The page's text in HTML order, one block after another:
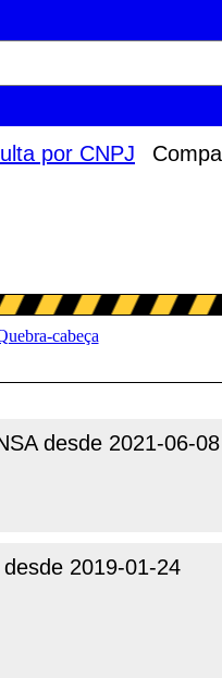
por CNPJ
desde 2021-06-08
2019-01-24